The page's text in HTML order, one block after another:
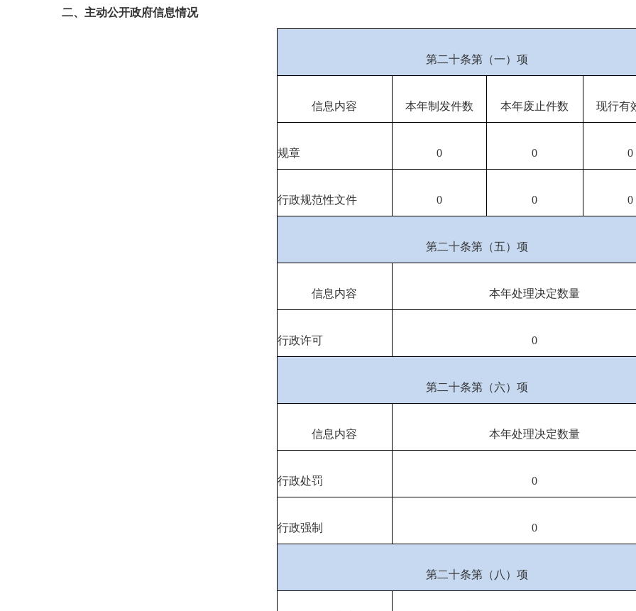
二、主动公开政府信息情况
第二十条第（一）项
信息内容 本年制发件数 本年废止件数 现行有
规章 0 0 0
行政规范性文件 0 0 0
第二十条第（五）项
信息内容 本年处理决定数量
行政许可 0
第二十条第（六）项
信息内容 本年处理决定数量
行政处罚 0
行政强制 0
第二十条第（八）项